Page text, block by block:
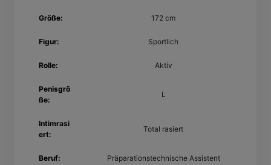
Größe: 172 cm
Figur: Sportlich
Rolle: Aktiv
Penisgrö
ße:
L
Intimrasi
ert:
Total rasiert
Beruf: Präparationstechnische Assistent